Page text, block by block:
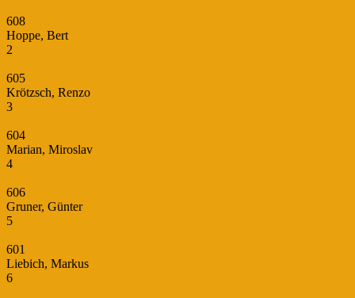
608
Hoppe, Bert
2
605
Krötzsch, Renzo
3
604
Marian, Miroslav
4
606
Gruner, Günter
5
601
Liebich, Markus
6